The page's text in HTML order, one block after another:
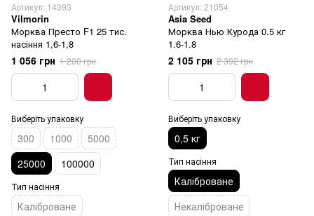
Артикул: 14393
Vilmorin
Морква Престо F1 25 тис.
насіння 1,6-1,8
1 056 грн 1 200 грн
Виберіть упаковку
300 1000
5000
25000
100000
Тип насіння
Каліброване
Артикул: 21054
Asia Seed
Морква Нью Курода 0.5 кг
1.6-1.8
2 105 грн 2 392 грн
Виберіть упаковку
0,5 кг
Тип насіння
Каліброване
Некаліброване